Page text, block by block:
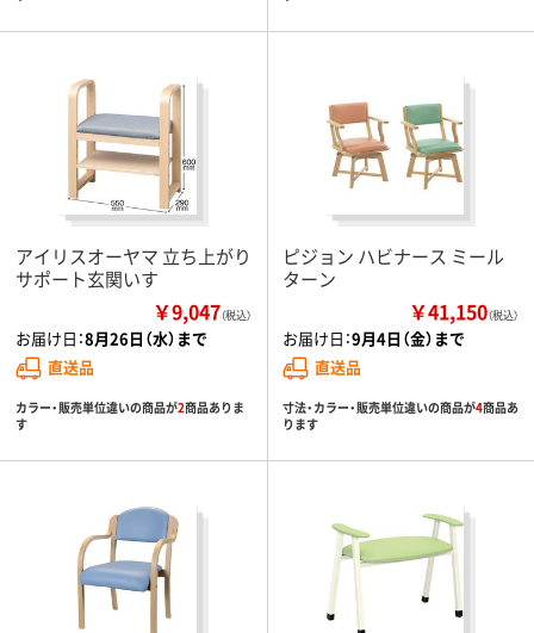
アイリスオーヤマ 立ち上がり
サポート玄関いす
￥9,047（税込）
お届け日：8月26日（水）まで
直送品
カラー・販売単位違いの商品が2商品ありま
す
ピジョン ハビナース ミール
ターン
￥41,150（税込）
お届け日：9月4日（金）まで
直送品
寸法・カラー・販売単位違いの商品が4商品あ
ります